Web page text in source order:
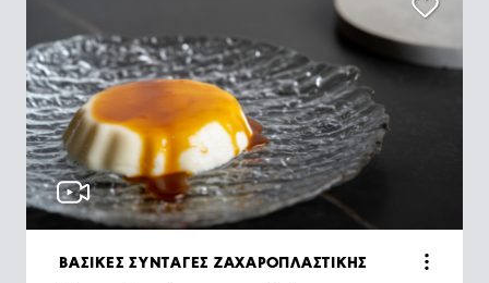
ΒΑΣΙΚΕΣ ΣΥΝΤΑΓΕΣ ΖΑΧΑΡΟΠΛΑΣΤΙΚΗΣ